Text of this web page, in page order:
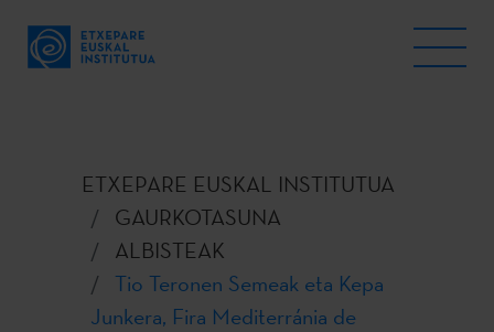
ETXEPARE EUSKAL INSTITUTUA
GAURKOTASUNA
ALBISTEAK
Tio Teronen Semeak eta Kepa
Junkera, Fira Mediterránia de